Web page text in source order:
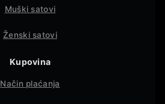
Muški satovi
Ženski satovi
Kupovina
Način plaćanja